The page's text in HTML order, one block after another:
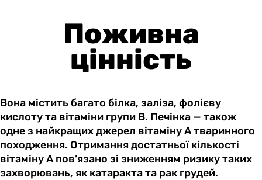
Поживна
цінність
Вона містить багато білка, заліза, фолієву
кислоту та вітаміни групи В. Печінка — також
одне з найкращих джерел вітаміну А тваринного
походження. Отримання достатньої кількості
вітаміну А пов’язано зі зниженням ризику таких
захворювань, як катаракта та рак грудей.